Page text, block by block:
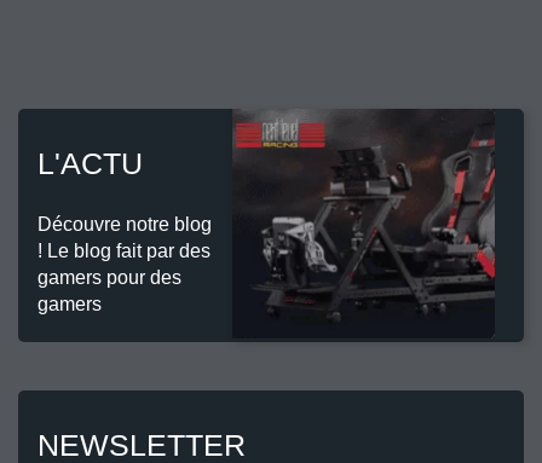
L'ACTU
Découvre notre blog
! Le blog fait par des
gamers pour des
gamers
NEWSLETTER